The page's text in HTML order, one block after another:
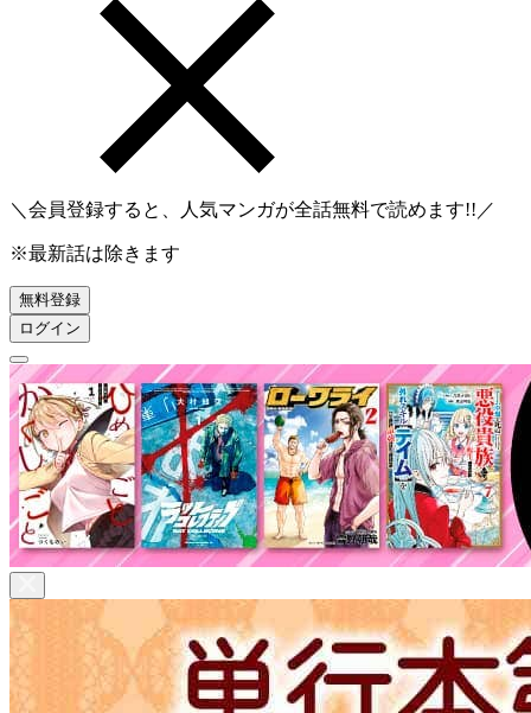
＼会員登録すると、人気マンガが全話無料で読めます!!／
※最新話は除きます
無料登録
ログイン